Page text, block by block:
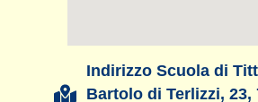
Indirizzo Scuola di
Bartolo di Terlizzi, 23,